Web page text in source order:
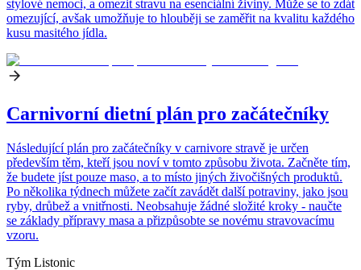
stylové nemoci, a omezit stravu na esenciální živiny. Může se to zdát
omezující, avšak umožňuje to hlouběji se zaměřit na kvalitu každého
kusu masitého jídla.
Carnivorní dietní plán pro začátečníky
Následující plán pro začátečníky v carnivore stravě je určen
především těm, kteří jsou noví v tomto způsobu života. Začněte tím,
že budete jíst pouze maso, a to místo jiných živočišných produktů.
Po několika týdnech můžete začít zavádět další potraviny, jako jsou
ryby, drůbež a vnitřnosti. Neobsahuje žádné složité kroky - naučte
se základy přípravy masa a přizpůsobte se novému stravovacímu
vzoru.
Tým Listonic